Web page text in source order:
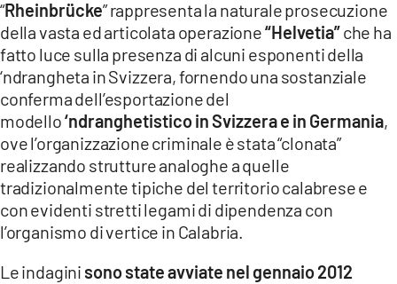
“Rheinbrücke” rappresenta la naturale prosecuzione
della vasta ed articolata operazione“Helvetia”che ha
fatto luce sulla presenza di alcuni esponenti della
‘ndrangheta in Svizzera, fornendo una sostanziale
conferma dell’esportazione del
modello‘ndranghetistico in Svizzera e in Germania,
ove l’organizzazione criminale è stata “clonata”
realizzando strutture analoghe a quelle
tradizionalmente tipiche del territorio calabrese e
con evidenti stretti legami di dipendenza con
l’organismo di vertice in Calabria.
Le indagini sono state avviate nel gennaio 2012